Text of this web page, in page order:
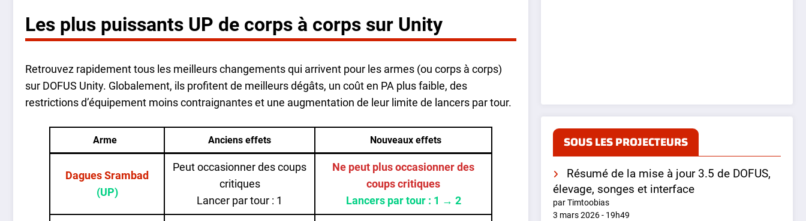
Les plus puissants UP de corps à corps sur Unity
Retrouvez rapidement tous les meilleurs changements qui arrivent pour les armes (ou corps à corps)
sur DOFUS Unity. Globalement, ils profitent de meilleurs dégâts, un coût en PA plus faible, des
restrictions d’équipement moins contraignantes et une augmentation de leur limite de lancers par tour.
Arme Anciens effets Nouveaux effets
Dagues Srambad
(UP)
Peut occasionner des coups
critiques
Lancer par tour : 1
Ne peut plus occasionner des
coups critiques
Lancers par tour : 1 → 2
SOUS LES PROJECTEURS
Résumé de la mise à jour 3.5 de DOFUS,
élevage, songes et interface
par Timtoobias
3 mars 2026 - 19h49